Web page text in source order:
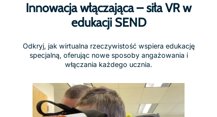
Innowacja włączająca – siła VR w
edukacji SEND
Odkryj, jak wirtualna rzeczywistość wspiera edukację
specjalną, oferując nowe sposoby angażowania i
włączania każdego ucznia.